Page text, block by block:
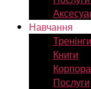
Навчання
Тренінги
Книги
Послуги